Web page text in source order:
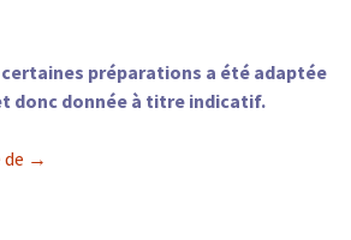
préparations a été adaptée
donc donnée à titre indicatif.
Technique mixte alternée : maigre sur
→